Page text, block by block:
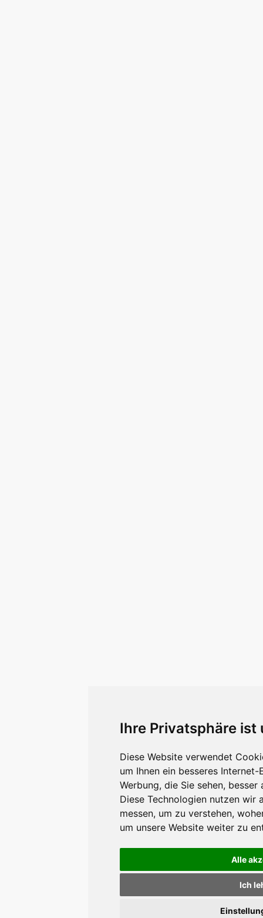
Ihre Privatsphäre ist
Diese Website verwendet
um Ihnen ein besseres
Werbung, die Sie sehen,
Diese Technologien nutzen wir
messen, um zu verstehen,
um unsere Website weiter zu
Alle
Ich